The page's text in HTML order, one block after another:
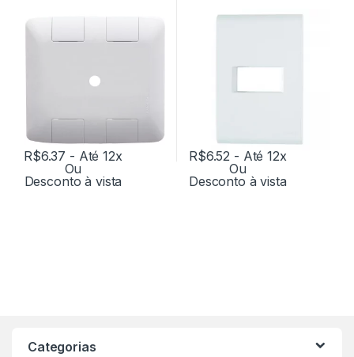
R$6.37 - Até 12x
Ou
Desconto à vista
R$6.52 - Até 12x
Ou
Desconto à vista
Categorias